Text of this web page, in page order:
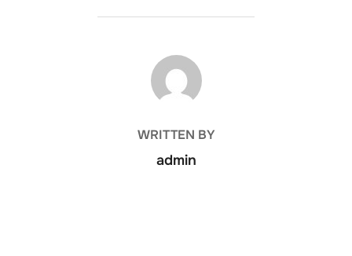
POST AUTHOR
WRITTEN BY
admin